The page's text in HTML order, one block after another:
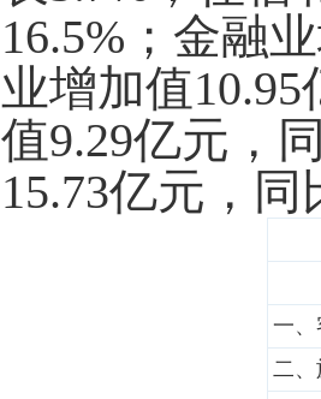
16.5%；金融
业增加值
值9.29亿元，
15.73亿元，
一、
二、